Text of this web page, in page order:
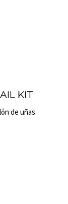
KIT
de uñas.